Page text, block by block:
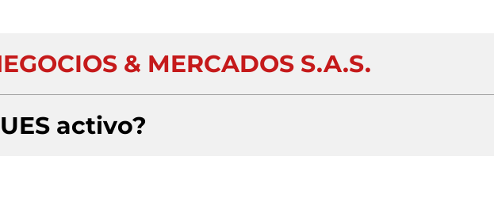
& MERCADOS S.A.S.
activo?